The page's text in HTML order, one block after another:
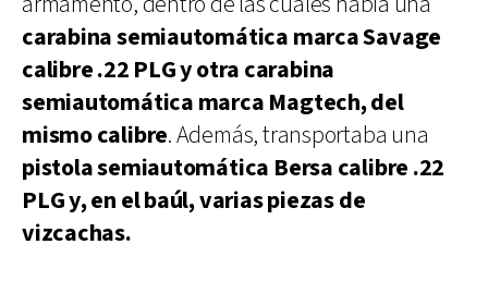
carabina semiautomática marca Savage
calibre .22 PLG y otra carabina
semiautomática marca Magtech, del
mismo calibre. Además, transportaba una
pistola semiautomática Bersa calibre .22
PLG y, en el baúl, varias piezas de
vizcachas.